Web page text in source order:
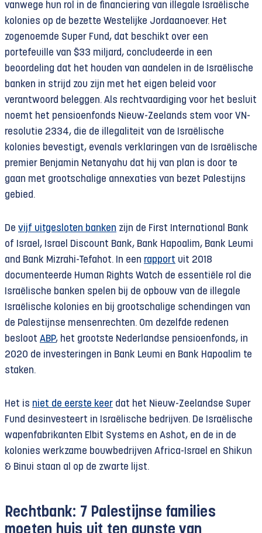
vanwege hun rol in de financiering van illegale Israëlische
kolonies op de bezette Westelijke Jordaanoever. Het
zogenoemde Super Fund, dat beschikt over een
portefeuille van $33 miljard, concludeerde in een
beoordeling dat het houden van aandelen in de Israëlische
banken in strijd zou zijn met het eigen beleid voor
verantwoord beleggen. Als rechtvaardiging voor het besluit
noemt het pensioenfonds Nieuw-Zeelands stem voor VN-
resolutie 2334, die de illegaliteit van de Israëlische
kolonies bevestigt, evenals verklaringen van de Israëlische
premier Benjamin Netanyahu dat hij van plan is door te
gaan met grootschalige annexaties van bezet Palestijns
gebied.
De vijf uitgesloten banken zijn de First International Bank
of Israel, Israel Discount Bank, Bank Hapoalim, Bank Leumi
and Bank Mizrahi-Tefahot. In een rapport uit 2018
documenteerde Human Rights Watch de essentiële rol die
Israëlische banken spelen bij de opbouw van de illegale
Israëlische kolonies en bij grootschalige schendingen van
de Palestijnse mensenrechten. Om dezelfde redenen
besloot ABP, het grootste Nederlandse pensioenfonds, in
2020 de investeringen in Bank Leumi en Bank Hapoalim te
staken.
Het is niet de eerste keer dat het Nieuw-Zeelandse Super
Fund desinvesteert in Israëlische bedrijven. De Israëlische
wapenfabrikanten Elbit Systems en Ashot, en de in de
kolonies werkzame bouwbedrijven Africa-Israel en Shikun
& Binui staan al op de zwarte lijst.
Rechtbank: 7 Palestijnse families